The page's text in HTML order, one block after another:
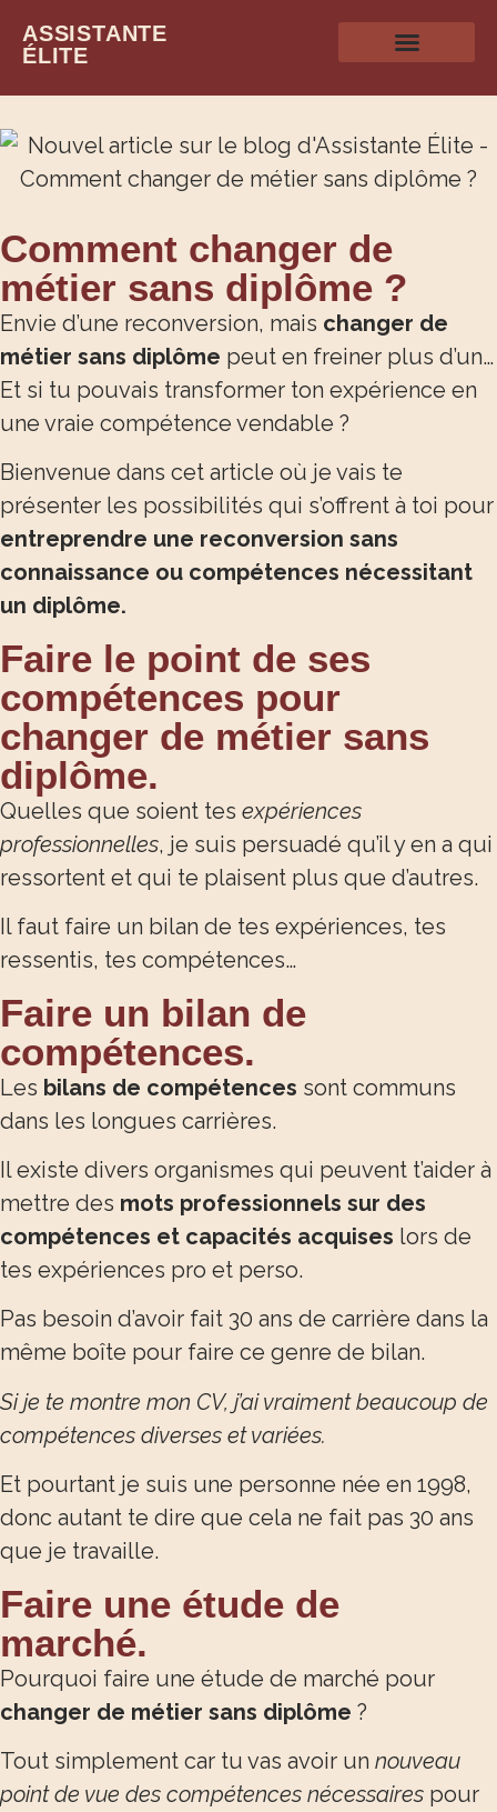
ASSISTANTE
ÉLITE
Comment changer de
métier sans diplôme ?
Envie d’une reconversion, mais changer de
métier sans diplôme peut en freiner plus d’un…
Et si tu pouvais transformer ton expérience en
une vraie compétence vendable ?
Bienvenue dans cet article où je vais te
présenter les possibilités qui s’offrent à toi pour
entreprendre une reconversion sans
connaissance ou compétences nécessitant
un diplôme.
Faire le point de ses
compétences pour
changer de métier sans
diplôme.
Quelles que soient tes expériences
professionnelles, je suis persuadé qu’il y en a qui
ressortent et qui te plaisent plus que d’autres.
Il faut faire un bilan de tes expériences, tes
ressentis, tes compétences…
Faire un bilan de
compétences.
Les bilans de compétences sont communs
dans les longues carrières.
Il existe divers organismes qui peuvent t’aider à
mettre des mots professionnels sur des
compétences et capacités acquises lors de
tes expériences pro et perso.
Pas besoin d’avoir fait 30 ans de carrière dans la
même boîte pour faire ce genre de bilan.
Si je te montre mon CV, j’ai vraiment beaucoup de
compétences diverses et variées.
Et pourtant je suis une personne née en 1998,
donc autant te dire que cela ne fait pas 30 ans
que je travaille.
Faire une étude de
marché.
Pourquoi faire une étude de marché pour
changer de métier sans diplôme ?
Tout simplement car tu vas avoir un nouveau
point de vue des compétences nécessaires pour